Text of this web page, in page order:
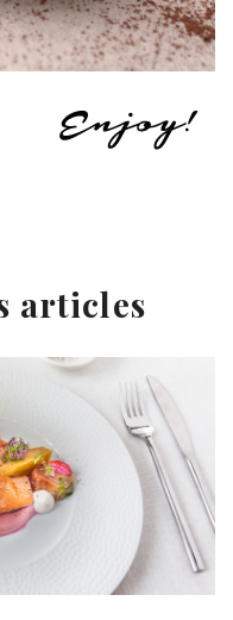
articles